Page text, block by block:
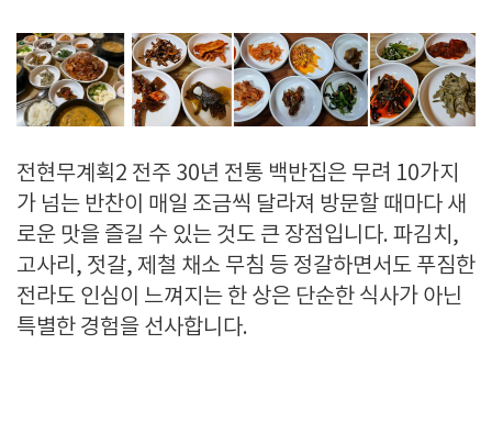
전현무계획2 전주 30년 전통 백반집은 무려 10가지
가 넘는 반찬이 매일 조금씩 달라져 방문할 때마다 새
로운 맛을 즐길 수 있는 것도 큰 장점입니다. 파김치,
고사리, 젓갈, 제철 채소 무침 등 정갈하면서도 푸짐한
전라도 인심이 느껴지는 한 상은 단순한 식사가 아닌
특별한 경험을 선사합니다.